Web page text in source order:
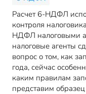
Расчет 6-НДФЛ
контроля
НДФЛ налоговыми
налоговые агенты
вопрос о том, как
года, сейчас
каким правилам
представим